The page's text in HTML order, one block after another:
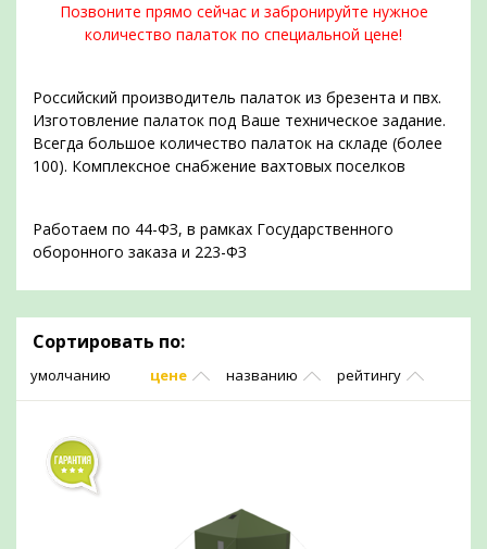
Позвоните прямо сейчас и забронируйте нужное
количество палаток по специальной цене!
Российский производитель палаток из брезента и пвх.
Изготовление палаток под Ваше техническое задание.
Всегда большое количество палаток на складе (более
100). Комплексное снабжение вахтовых поселков
Работаем по 44-ФЗ, в рамках Государственного
оборонного заказа и 223-ФЗ
Сортировать по:
умолчанию цене названию рейтингу